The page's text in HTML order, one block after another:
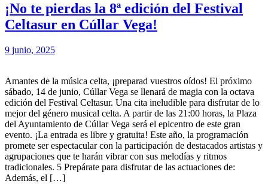
¡No te pierdas la 8ª edición del Festival
Celtasur en Cúllar Vega!
9 junio, 2025
Amantes de la música celta, ¡preparad vuestros oídos! El próximo
sábado, 14 de junio, Cúllar Vega se llenará de magia con la octava
edición del Festival Celtasur. Una cita ineludible para disfrutar de lo
mejor del género musical celta. A partir de las 21:00 horas, la Plaza
del Ayuntamiento de Cúllar Vega será el epicentro de este gran
evento. ¡La entrada es libre y gratuita! Este año, la programación
promete ser espectacular con la participación de destacados artistas y
agrupaciones que te harán vibrar con sus melodías y ritmos
tradicionales. 5 Prepárate para disfrutar de las actuaciones de:
Además, el […]